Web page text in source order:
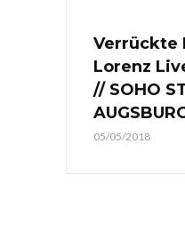
Verrückte
Lorenz
// SOHO
05/05/2018